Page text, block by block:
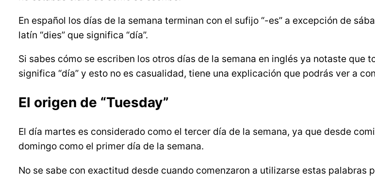
En español los días de la semana terminan con el sufijo “-es” a excepción de
latín “dies” que significa “día”.
Si sabes cómo se escriben los otros días de la semana en inglés ya notaste que
significa “día” y esto no es casualidad, tiene una explicación que podrás ver a
El origen de “Tuesday”
El día martes es considerado como el tercer día de la semana, ya que desde
domingo como el primer día de la semana.
No se sabe con exactitud desde cuando comenzaron a utilizarse estas palabras